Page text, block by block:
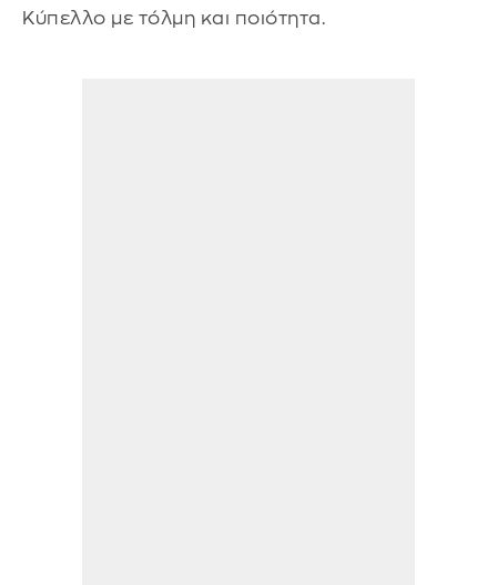
Κύπελλο με τόλμη και ποιότητα.